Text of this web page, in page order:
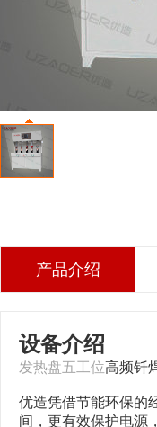
产品介绍
设备介绍
发热盘五工位高频钎
优造凭借节能环保的
间，更有效保护电源